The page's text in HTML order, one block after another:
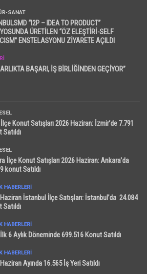
SANAT
“I2P – IDEA TO PRODUCT”
ÜRETİLEN “ÖZ ELEŞTİRİ-SELF
ENSTELASYONU ZİYARETE AÇILDI
BAŞARI, İŞ BİRLİĞİNDEN GEÇİYOR”
Konut Satışları 2026 Haziran: İzmir’de 7.791
Satıldı
İlçe Konut Satışları 2026 Haziran: Ankara’da
konut Satıldı
HABERLERI
İstanbul İlçe Satışları: İstanbul’da 24.084
Satıldı
HABERLERI
6 Aylık Döneminde 699.516 Konut Satıldı
HABERLERI
Ayında 16.565 İş Yeri Satıldı